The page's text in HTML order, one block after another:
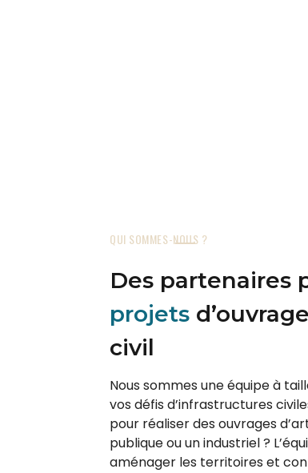
QUI SOMMES-NOUS ?
Des partenaires
projets
civil
Nous sommes une équipe à
vos défis d’infrastructures
pour réaliser des ouvrages
publique ou un industriel ?
aménager les territoires et